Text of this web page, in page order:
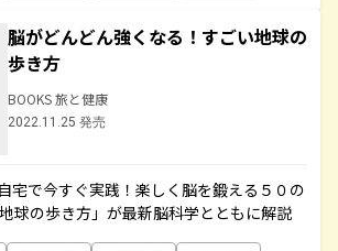
脳がどんどん強くなる！すごい地球の
歩き方
BOOKS 旅と健康
2022.11.25 発売
宅で今すぐ実践！楽しく脳を鍛える５０の
球の歩き方」が最新脳科学とともに解説